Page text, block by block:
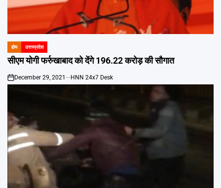
POSTED
IN
होम उत्तरप्रदेश
सीएम योगी फर्रुखाबाद को देंगे 196.22 करोड़ की सौगात
on
December 29, 2021 HNN 24x7 Desk